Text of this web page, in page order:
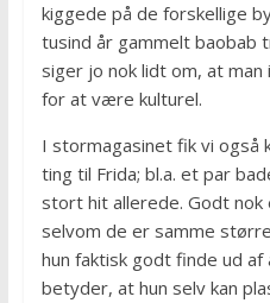
kiggede på de forskellige
tusind år gammelt baobab
siger jo nok lidt om, at
for at være kulturel.
I stormagasinet fik vi også
ting til Frida; bl.a. et par
stort hit allerede. Godt nok
selvom de er samme
hun faktisk godt finde ud
betyder, at hun selv kan